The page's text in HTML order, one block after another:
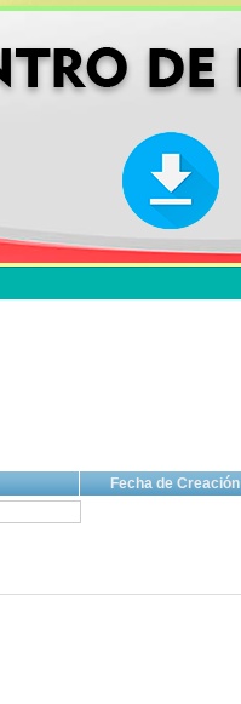
Fecha de Creación